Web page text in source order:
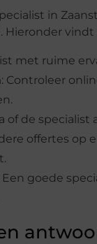
in
Hieronder
met ruime
: Controleer
of de
offertes op
Een goede